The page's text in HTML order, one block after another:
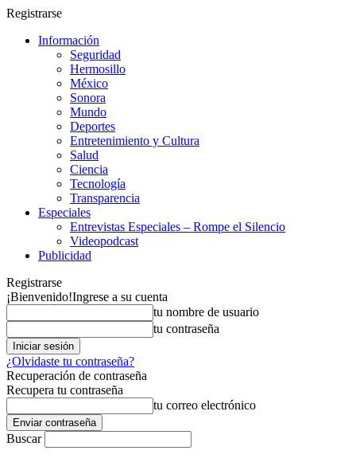
Registrarse
Información
Seguridad
Hermosillo
México
Sonora
Mundo
Deportes
Entretenimiento y Cultura
Salud
Ciencia
Tecnología
Transparencia
Especiales
Entrevistas Especiales – Rompe el Silencio
Videopodcast
Publicidad
Registrarse
¡Bienvenido!Ingrese a su cuenta
tu nombre de usuario
tu contraseña
¿Olvidaste tu contraseña?
Recuperación de contraseña
Recupera tu contraseña
tu correo electrónico
Buscar